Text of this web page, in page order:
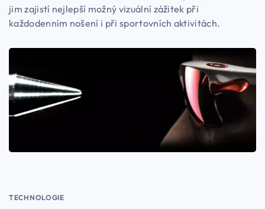
jim zajistí nejlepší možný vizuální zážitek při
každodenním nošení i při sportovních aktivitách.
TECHNOLOGIE